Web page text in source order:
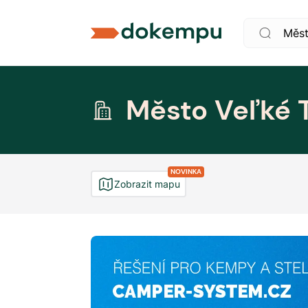
Město Veľké
NOVINKA
Zobrazit mapu